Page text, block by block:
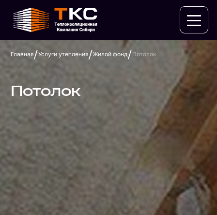
Главная/Услуги утепления/Жилой фонд/Потолок
Потолок